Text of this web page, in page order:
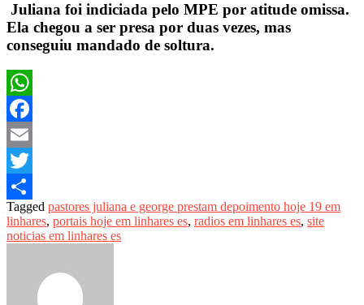
Juliana foi indiciada pelo MPE por atitude omissa.
Ela chegou a ser presa por duas vezes, mas
conseguiu mandado de soltura.
WhatsApp
Facebook
Email
Twitter
Share
Tagged pastores juliana e george prestam depoimento hoje 19 em
linhares, portais hoje em linhares es, radios em linhares es, site
noticias em linhares es